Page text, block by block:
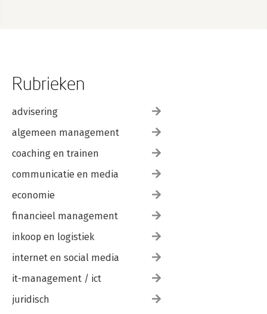
Rubrieken
advisering
algemeen management
coaching en trainen
communicatie en media
economie
financieel management
inkoop en logistiek
internet en social media
it-management / ict
juridisch